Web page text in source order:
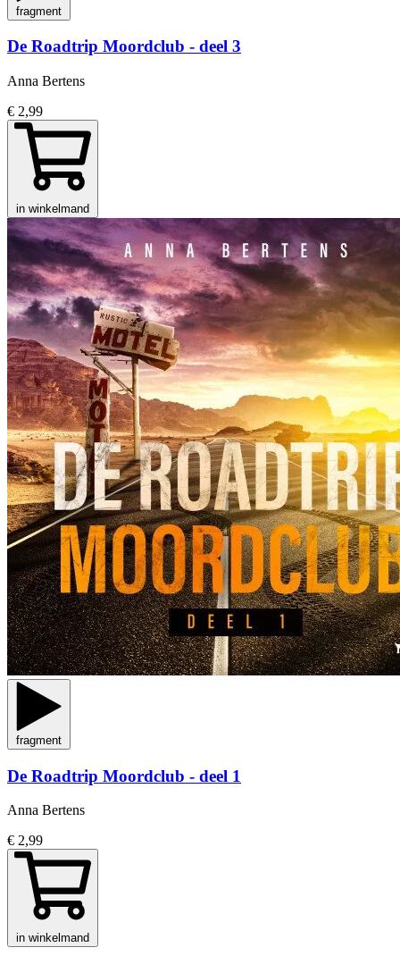
fragment
De Roadtrip Moordclub - deel 3
Anna Bertens
€ 2,99
in winkelmand
fragment
De Roadtrip Moordclub - deel 1
Anna Bertens
€ 2,99
in winkelmand